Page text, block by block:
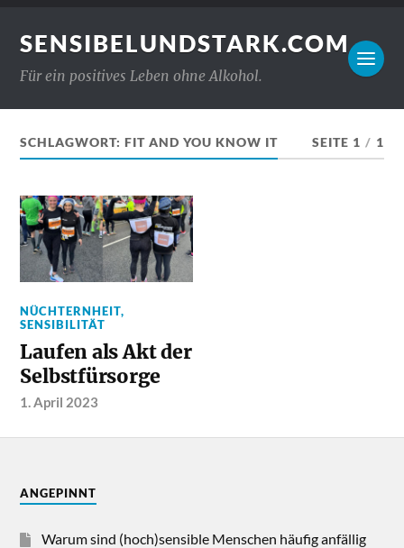
SENSIBELUNDSTARK.COM
Für ein positives Leben ohne Alkohol.
SCHLAGWORT:FIT AND YOU KNOW IT SEITE 1 / 1
NÜCHTERNHEIT,
SENSIBILITÄT
Laufen als Akt der
Selbstfürsorge
1. April 2023
ANGEPINNT
Warum sind (hoch)sensible Menschen häufig anfällig